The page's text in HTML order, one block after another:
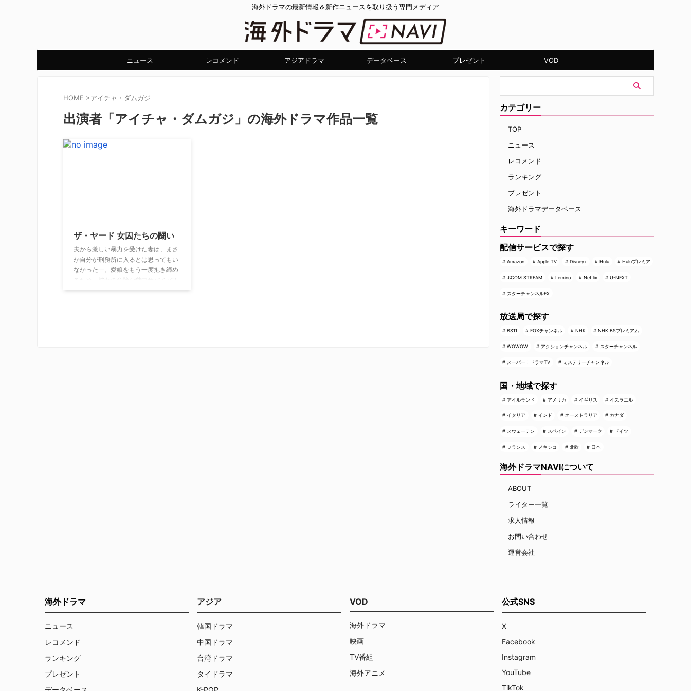
海外ドラマの最新情報＆新作ニュースを取り扱う専門メディア
ニュース レコメンド アジアドラマ データベース プレゼント VOD
HOME >アイチャ・ダムガジ
出演者「アイチャ・ダムガジ」の海外ドラマ作品一覧
ザ・ヤード 女囚たちの闘い
夫から激しい暴力を受けた妻は、まさ
か自分が刑務所に入るとは思ってもい
なかった―。愛娘をもう一度抱き締め
るため、彼女の危険な獄中サバイバル
カテゴリー
TOP
ニュース
レコメンド
ランキング
プレゼント
海外ドラマデータベース
キーワード
配信サービスで探す
Amazon Apple TV Disney+ Hulu Huluプレミア
J:COM STREAM Lemino Netflix U-NEXT
スターチャンネルEX
放送局で探す
BS11 FOXチャンネル NHK NHK BSプレミアム
WOWOW アクションチャンネル スターチャンネル
スーパー！ドラマTV ミステリーチャンネル
国・地域で探す
アイルランド アメリカ イギリス イスラエル
イタリア インド オーストラリア カナダ
スウェーデン スペイン デンマーク ドイツ
フランス メキシコ 北欧 日本
海外ドラマNAVIについて
ABOUT
ライター一覧
求人情報
お問い合わせ
運営会社
海外ドラマ
ニュース
レコメンド
ランキング
プレゼント
アジア
韓国ドラマ
中国ドラマ
台湾ドラマ
タイドラマ
VOD
海外ドラマ
映画
TV番組
海外アニメ
公式SNS
X
Facebook
Instagram
YouTube
TikTok